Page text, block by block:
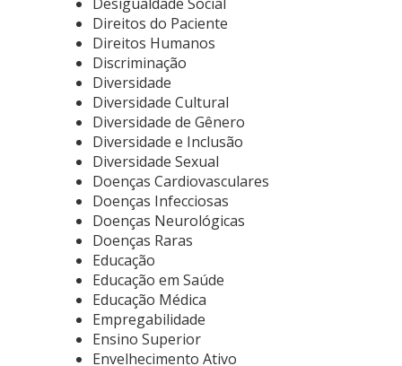
Direitos do Paciente
Direitos Humanos
Discriminação
Diversidade
Diversidade Cultural
Diversidade de Gênero
Diversidade e Inclusão
Diversidade Sexual
Doenças Cardiovasculares
Doenças Infecciosas
Doenças Neurológicas
Doenças Raras
Educação
Educação em Saúde
Educação Médica
Empregabilidade
Ensino Superior
Envelhecimento Ativo